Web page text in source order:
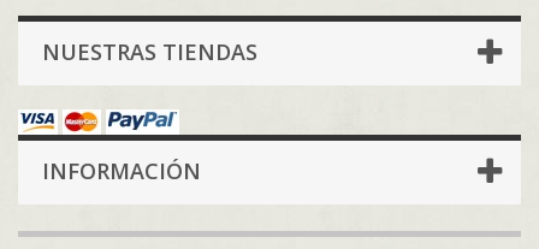
NUESTRAS TIENDAS
INFORMACIÓN